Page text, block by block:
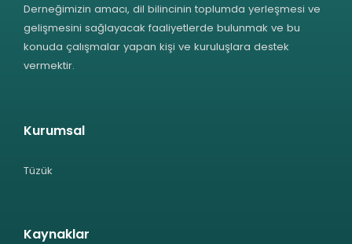
Derneğimizin amacı, dil bilincinin toplumda yerleşmesi ve
gelişmesini sağlayacak faaliyetlerde bulunmak ve bu
konuda çalışmalar yapan kişi ve kuruluşlara destek
vermektir.
Kurumsal
Tüzük
Kaynaklar